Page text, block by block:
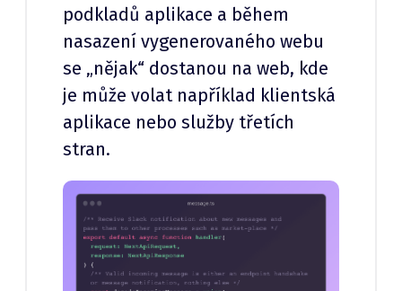
podkladů aplikace a během
nasazení vygenerovaného webu
se „nějak“ dostanou na web, kde
je může volat například klientská
aplikace nebo služby třetích
stran.